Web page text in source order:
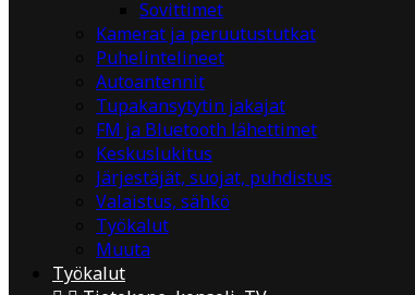
Sovittimet
Kamerat ja peruutustutkat
Puhelintelineet
Autoantennit
Tupakansytytin jakajat
FM ja Bluetooth lähettimet
Keskuslukitus
Järjestäjät, suojat, puhdistus
Valaistus, sähkö
Työkalut
Muuta
Työkalut